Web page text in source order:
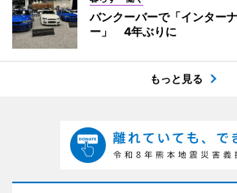
バンクーバーで「インター
ー」 4年ぶりに
もっと見る